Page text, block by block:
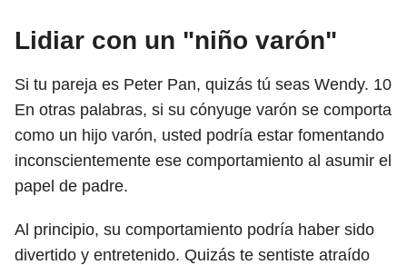
Lidiar con un "niño varón"
Si tu pareja es Peter Pan, quizás tú seas Wendy. 10
En otras palabras, si su cónyuge varón se comporta
como un hijo varón, usted podría estar fomentando
inconscientemente ese comportamiento al asumir el
papel de padre.
Al principio, su comportamiento podría haber sido
divertido y entretenido. Quizás te sentiste atraído